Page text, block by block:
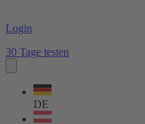
Login
30 Tage testen
Sprache
wählen
DE